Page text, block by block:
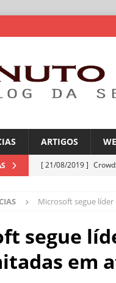
ARTIGOS
[ 21/08/2019 ]
[ 30/07/2026 ]
[ 30/07/2026 ]
ARTIGOS
[ 30/07/2026 ]
Microsoft segue
segue
em